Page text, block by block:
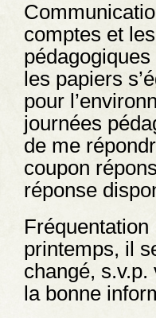
comptes et
les papiers
pour
journées
de me
coupon
réponse
Fréquentation
printemps, il
changé,
la bonne